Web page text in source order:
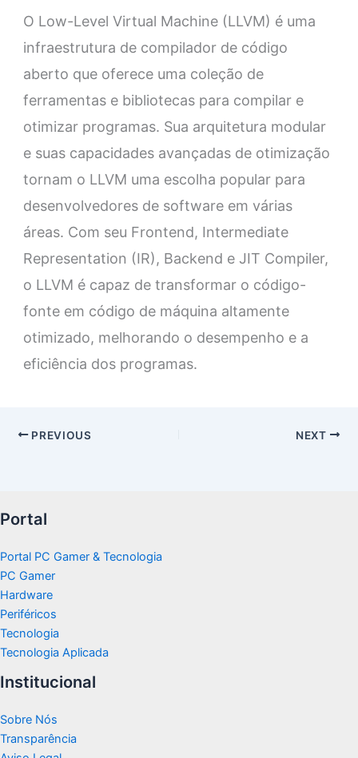
O Low-Level Virtual Machine (LLVM) é uma
infraestrutura de compilador de código
aberto que oferece uma coleção de
ferramentas e bibliotecas para compilar e
otimizar programas. Sua arquitetura modular
e suas capacidades avançadas de otimização
tornam o LLVM uma escolha popular para
desenvolvedores de software em várias
áreas. Com seu Frontend, Intermediate
Representation (IR), Backend e JIT Compiler,
o LLVM é capaz de transformar o código-
fonte em código de máquina altamente
otimizado, melhorando o desempenho e a
eficiência dos programas.
PREVIOUS NEXT
Portal
Portal PC Gamer & Tecnologia
PC Gamer
Hardware
Periféricos
Tecnologia
Tecnologia Aplicada
Institucional
Sobre Nós
Transparência